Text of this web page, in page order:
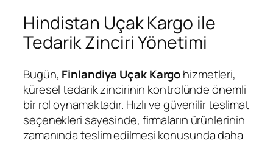
Hindistan Uçak Kargo ile
Tedarik Zinciri Yönetimi
Bugün, Finlandiya Uçak Kargohizmetleri,
küresel tedarik zincirinin kontrolünde önemli
bir rol oynamaktadır. Hızlı ve güvenilir teslimat
seçenekleri sayesinde, firmaların ürünlerinin
zamanında teslim edilmesi konusunda daha